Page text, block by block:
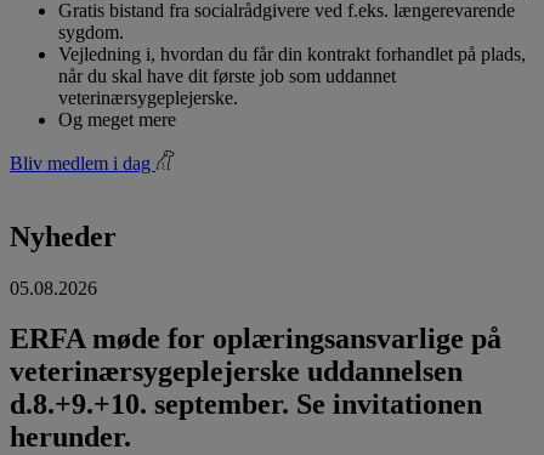
Gratis bistand fra socialrådgivere ved f.eks. længerevarende
sygdom.
Vejledning i, hvordan du får din kontrakt forhandlet på plads,
når du skal have dit første job som uddannet
veterinærsygeplejerske.
Og meget mere
Bliv medlem i dag
Nyheder
05.08.2026
ERFA møde for oplæringsansvarlige på
veterinærsygeplejerske uddannelsen
d.8.+9.+10. september. Se invitationen
herunder.